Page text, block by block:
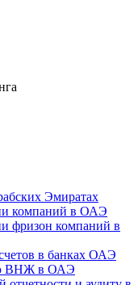
Эмиратах
компаний в ОАЭ
фризон компаний в
в банках ОАЭ
ВНЖ в ОАЭ